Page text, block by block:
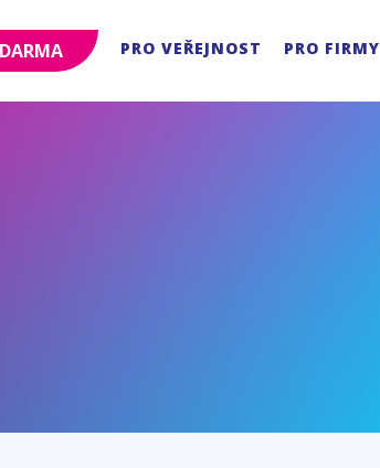
PRO VEŘEJNOST PRO FIRMY